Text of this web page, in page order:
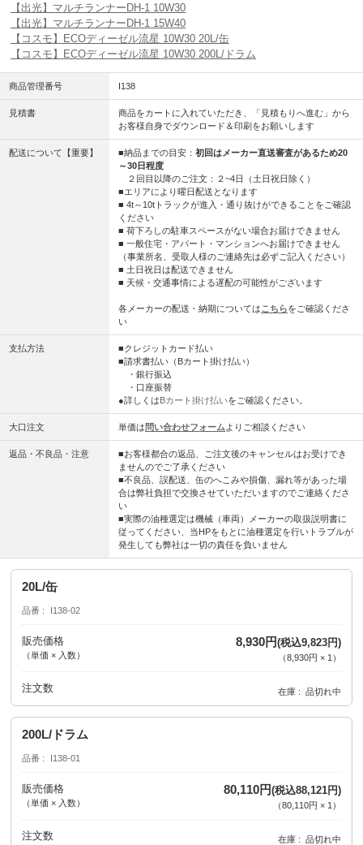
【出光】マルチランナーDH-1 10W30
【出光】マルチランナーDH-1 15W40
【コスモ】ECOディーゼル流星 10W30 20L/缶
【コスモ】ECOディーゼル流星 10W30 200L/ドラム
商品管理番号 I138
見積書
商品をカートに入れていただき、「見積もりへ進む」から
お客様自身でダウンロード＆印刷をお願いします
配送について【重要】 ■納品までの目安：初回はメーカー直送審査があるため20
～30日程度
２回目以降のご注文：２~4日（土日祝日除く）
■エリアにより曜日配送となります
■ 4t～10tトラックが進入・通り抜けができることをご確認
ください
■ 荷下ろしの駐車スペースがない場合お届けできません
■ 一般住宅・アパート・マンションへお届けできません
（事業所名、受取人様のご連絡先は必ずご記入ください）
■ 土日祝日は配送できません
■ 天候・交通事情による遅配の可能性がございます
各メーカーの配送・納期についてはこちらをご確認くださ
い
支払方法
■クレジットカード払い
■請求書払い（Bカート掛け払い）
・銀行振込
・口座振替
●詳しくは Bカート掛け払いをご確認ください。
大口注文 単価は 問い合わせフォームよりご相談ください
返品・不良品・注意
■お客様都合の返品、ご注文後のキャンセルはお受けでき
ませんのでご了承ください
■不良品、誤配送、缶のへこみや損傷、漏れ等があった場
合は弊社負担で交換させていただいますのでご連絡くださ
い
■実際の油種選定は機械（車両）メーカーの取扱説明書に
従ってください、当HPをもとに油種選定を行いトラブルが
発生しても弊社は一切の責任を負いません
20L/缶
品番 I138-02
販売価格
（単価 × 入数）
8,930円(税込9,823円)
（8,930円 × 1 ）
注文数 在庫 品切れ中
200L/ドラム
品番 I138-01
販売価格
（単価 × 入数）
80,110円(税込88,121円)
（80,110円 × 1 ）
注文数 在庫 品切れ中